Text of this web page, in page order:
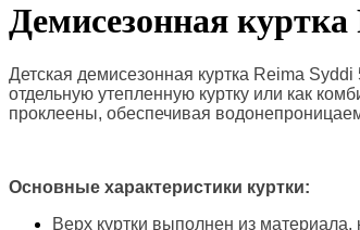
Демисезонная
Детская демисезонная куртка Reima
отдельную утепленную куртку или как
проклеены, обеспечивая
Основные характеристики куртки:
Верх куртки выполнен из